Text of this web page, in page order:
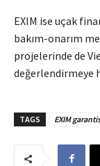
EXIM ise uçak
bakım-onarım
projelerinde de
değerlendirmeye
TAGS EXIM